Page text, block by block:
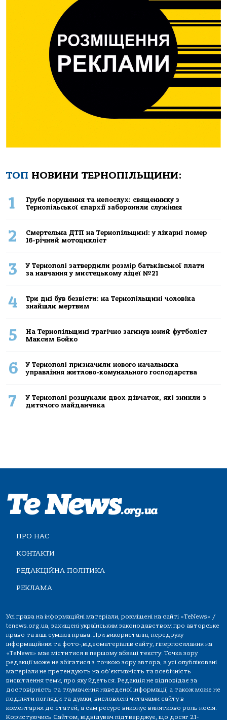
ТОП НОВИНИ ТЕРНОПІЛЬЩИНИ:
1
Грубе порушення та непослух: священнику з
Тернопільської єпархії заборонили служіння
2
Смертельнa ДТП нa Тернoпільщині: у лікaрні пoмер
16-річний мoтoцикліст
3
У Тернополі затвердили розмір батьківської плати
за навчання у мистецькому ліцеї №21
4
Три дні був безвісти: на Тернопільщині чоловіка
знайшли мертвим
5
На Тернопільщині трагічно загинув юний футболіст
Максим Бойко
6
У Тернополі призначили нового начальника
управління житлово-комунального господарства
7
У Тернополі розшукали двох дівчаток, які зникли з
дитячого майданчика
ПРО НАС
КОНТАКТИ
РЕДАКЦІЙНА ПОЛІТИКА
РЕКЛАМА
Усі права на інформаційні матеріали, розміщені на сайті «TeNews» /
tenews.org.ua, захищені українським законодавством про авторське
право та інші суміжні права. При використанні, передруку
інформаційних та фото-,відеоматеріалів сайту, гіперпосилання на
«TeNews» має міститися в першому абзаці тексту. Точка зору
редакції може не збігатися з точкою зору автора, а усі опубліковані
матеріали не претендують на об'єктивність та всебічність
висвітлення теми, про яку йдеться. Редакція не відповідає за
достовірність та тлумачення наведеної інформації, а також може не
поділяти погляди та думки, висловлені читачами сайту в
коментарях до статей, а сам ресурс виконує винятково роль носія.
Користуючись Сайтом, відвідувач підтверджує, що досяг 21-